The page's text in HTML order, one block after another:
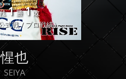
1 勝 1 敗
式戦 / プロ戦績）
惺也
SEIYA